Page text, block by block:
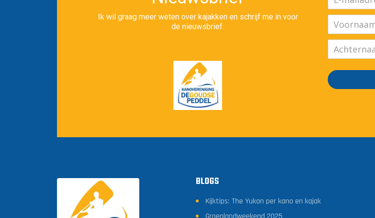
Ik wil graag meer weten over kajakken en schrijf me in voor
de nieuwsbrief.
BLOGS
Kijktips: The Yukon per kano en kajak